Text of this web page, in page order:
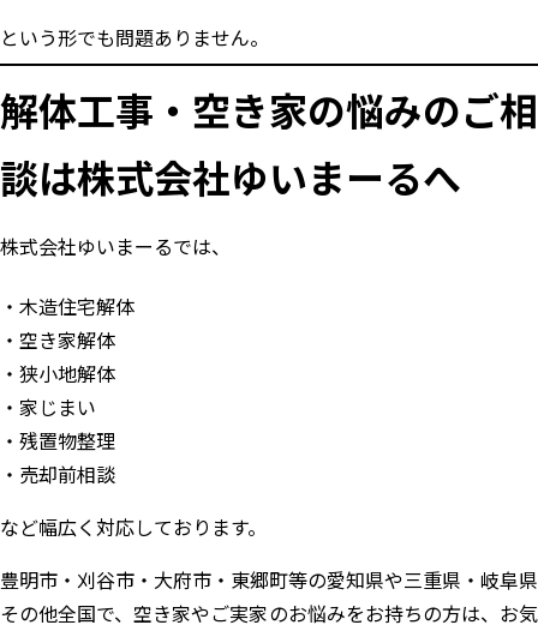
という形でも問題ありません。
解体工事・空き家の悩みのご相
談は株式会社ゆいまーるへ
株式会社ゆいまーるでは、
木造住宅解体
空き家解体
狭小地解体
家じまい
残置物整理
売却前相談
など幅広く対応しております。
豊明市・刈谷市・大府市・東郷町等の愛知県や三重県・岐阜県
その他全国で、空き家やご実家のお悩みをお持ちの方は、お気